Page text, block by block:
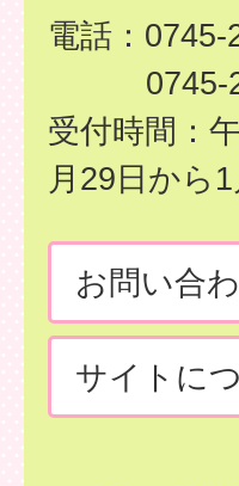
電話：0745-
0745-
受付時間：
月29日から
お問い合
サイトに